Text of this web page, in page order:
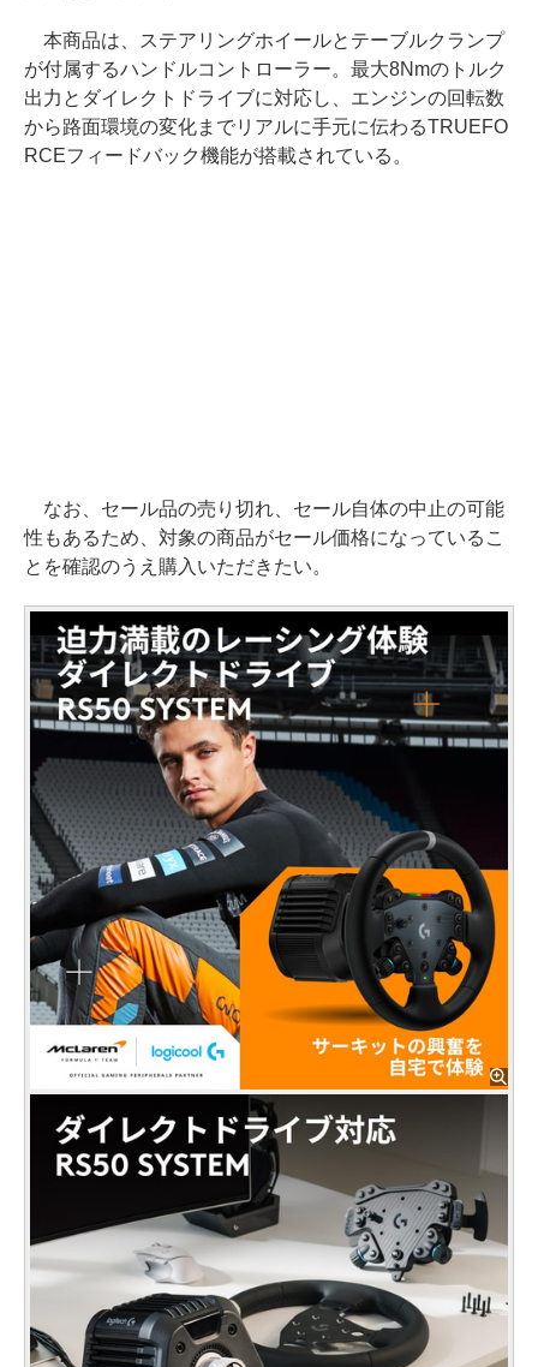
本商品は、ステアリングホイールとテーブルクランプ
が付属するハンドルコントローラー。最大8Nmのトルク
出力とダイレクトドライブに対応し、エンジンの回転数
から路面環境の変化までリアルに手元に伝わるTRUEFO
RCEフィードバック機能が搭載されている。
なお、セール品の売り切れ、セール自体の中止の可能
性もあるため、対象の商品がセール価格になっているこ
とを確認のうえ購入いただきたい。